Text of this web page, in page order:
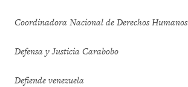
Coordinadora Nacional de Derechos Humanos
Defensa y Justicia Carabobo
Defiende venezuela